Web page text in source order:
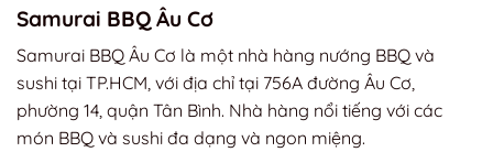
Samurai BBQ Âu Cơ
Samurai BBQ Âu Cơ là một nhà hàng nướng BBQ và
sushi tại TP.HCM, với địa chỉ tại 756A đường Âu Cơ,
phường 14, quận Tân Bình. Nhà hàng nổi tiếng với các
món BBQ và sushi đa dạng và ngon miệng.